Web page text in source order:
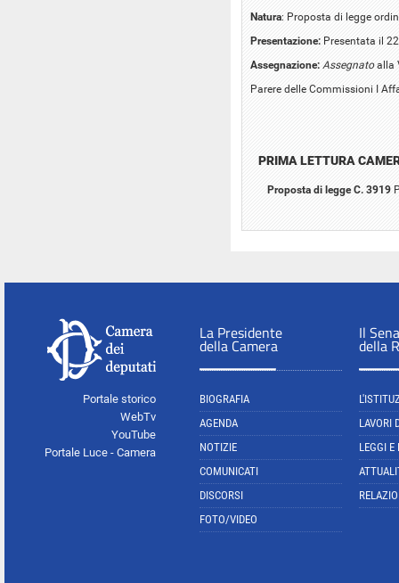
Natura: Proposta di legge
Presentazione: Presentata il
Assegnazione: Assegnatoalla
Parere delle Commissioni I
PRIMA LETTURA
Proposta di legge C. 3919
Portale storico
WebTv
YouTube
Portale Luce - Camera
La Presidente
della Camera
BIOGRAFIA
AGENDA
NOTIZIE
COMUNICATI
DISCORSI
FOTO/VIDEO
Il
della
LAVORI
LEGGI E